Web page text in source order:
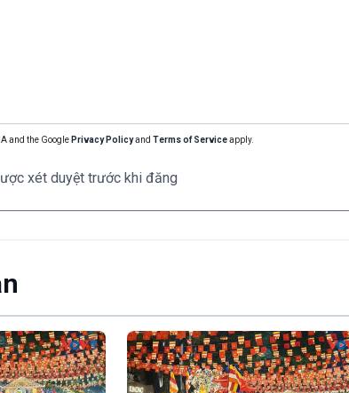
and the Google Privacy Policyand Terms of Serviceapply.
xét duyệt trước khi đăng